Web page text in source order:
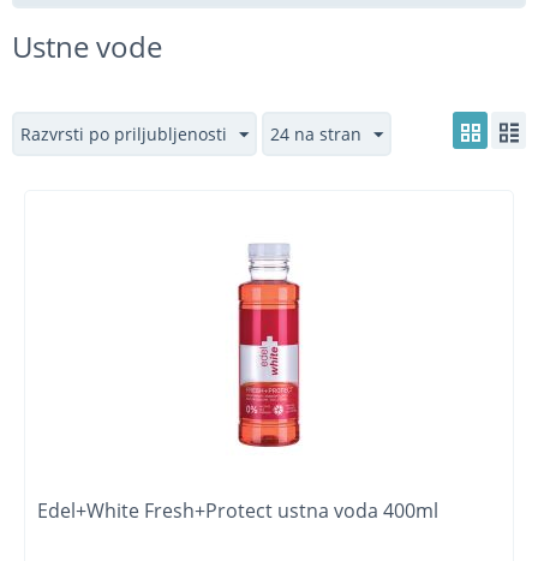
Ustne vode
Razvrsti po priljubljenosti 24 na stran
Edel+White Fresh+Protect ustna voda 400ml